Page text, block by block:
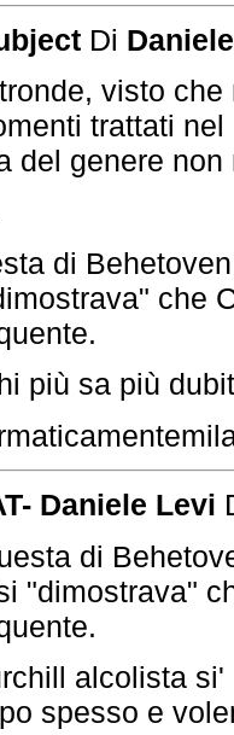
Di
visto
trattati
del genere
di
che
più sa più
Daniele Levi
di
"dimostrava"
alcolista
spesso e